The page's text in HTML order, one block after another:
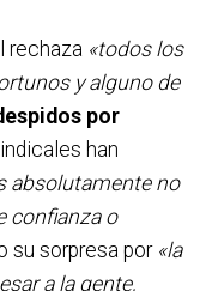
rechaza «todos los
y alguno de
por
han
absolutamente no
confianza o
su sorpresa por «la
a la gente,